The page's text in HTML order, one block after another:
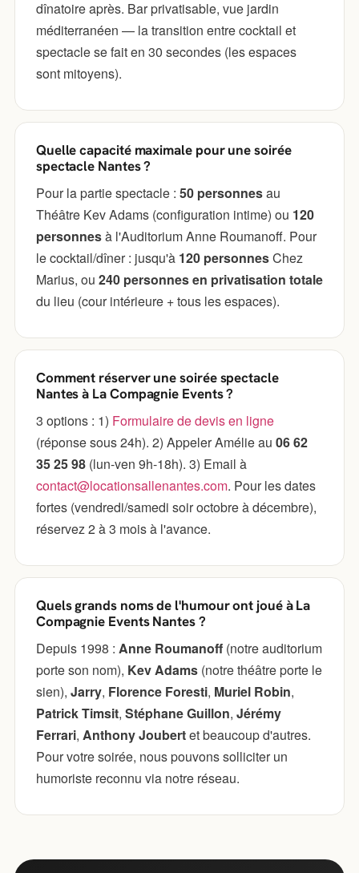
dînatoire après. Bar privatisable, vue jardin
méditerranéen — la transition entre cocktail et
spectacle se fait en 30 secondes (les espaces
sont mitoyens).
Quelle capacité maximale pour une soirée
spectacle Nantes ?
Pour la partie spectacle : 50 personnesau
Théâtre Kev Adams (configuration intime) ou 120
personnesà l'Auditorium Anne Roumanoff. Pour
le cocktail/dîner : jusqu'à 120 personnesChez
Marius, ou 240 personnes en privatisation totale
du lieu (cour intérieure + tous les espaces).
Comment réserver une soirée spectacle
Nantes à La Compagnie Events ?
3 options : 1) Formulaire de devis en ligne
(réponse sous 24h). 2) Appeler Amélie au 06 62
35 25 98(lun-ven 9h-18h). 3) Email à
contact@locationsallenantes.com. Pour les dates
fortes (vendredi/samedi soir octobre à décembre),
réservez 2 à 3 mois à l'avance.
Quels grands noms de l'humour ont joué à La
Compagnie Events Nantes ?
Depuis 1998 : Anne Roumanoff(notre auditorium
porte son nom), Kev Adams(notre théâtre porte le
sien), Jarry, Florence Foresti, Muriel Robin,
Patrick Timsit, Stéphane Guillon, Jérémy
Ferrari, Anthony Joubertet beaucoup d'autres.
Pour votre soirée, nous pouvons solliciter un
humoriste reconnu via notre réseau.